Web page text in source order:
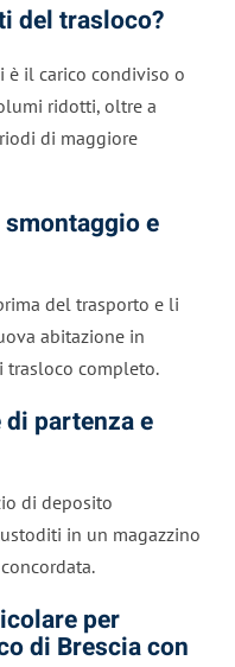
del trasloco?
è il carico condiviso o
ridotti, oltre a
di maggiore
e
del trasporto e li
abitazione in
trasloco completo.
di partenza e
di deposito
in un magazzino
per
di Brescia con